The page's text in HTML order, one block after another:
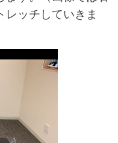
レッチしていきま